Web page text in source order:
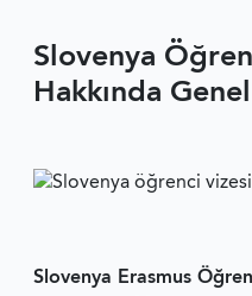
Slovenya
Hakkında
Slovenya Erasmus